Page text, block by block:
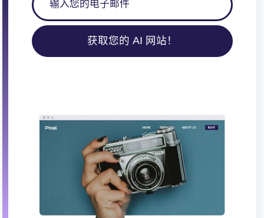
获取您的 AI 网站！